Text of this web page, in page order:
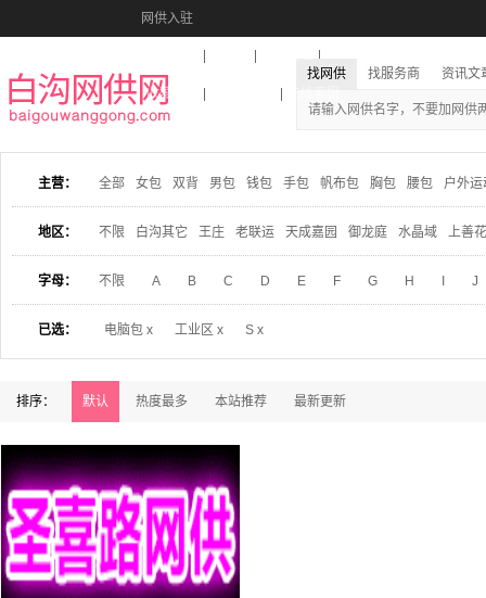
网供入驻
收藏本站
找网供 找服务商 资讯文
主营： 全部 女包 双背 男包 钱包 手包 帆布包 胸包 腰包 户外运
地区： 不限 白沟其它 王庄 老联运 天成嘉园 御龙庭 水晶域 上善
字母： 不限 A B C D E F G H J
已选： 电脑包 x 工业区 x S x
排序： 默认 热度最多 本站推荐 最新更新